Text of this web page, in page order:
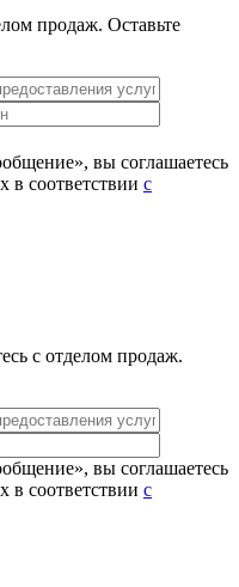
продаж. Оставьте
вы соглашаетесь
в соответствии с
с отделом продаж.
вы соглашаетесь
в соответствии с